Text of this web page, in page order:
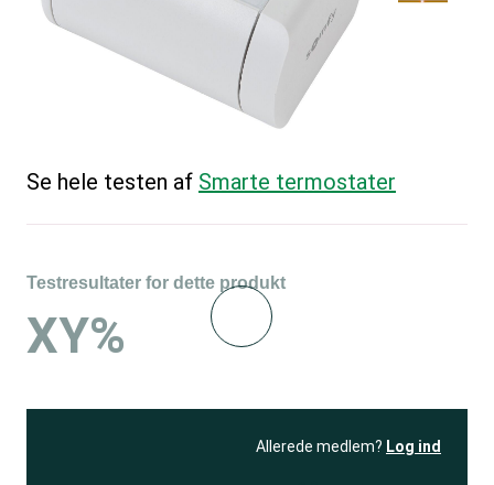
Se hele testen af Smarte termostater
Testresultater for dette produkt
XY%
Allerede medlem? Log ind